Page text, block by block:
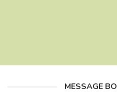
MESSAGE